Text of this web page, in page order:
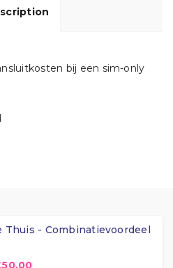
bij een sim-only
Thuis - Combinatievoordeel
50,00